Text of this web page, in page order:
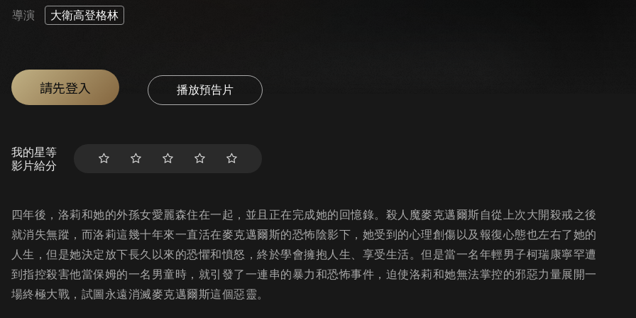
導演 大衛高登格林
請先登入 播放預告片
我的星等
影片給分
四年後，洛莉和她的外孫女愛麗森住在一起，並且正在完成她的回憶錄。殺人魔麥克邁爾斯自從上次大開殺戒之後
就消失無蹤，而洛莉這幾十年來一直活在麥克邁爾斯的恐怖陰影下，她受到的心理創傷以及報復心態也左右了她的
人生，但是她決定放下長久以來的恐懼和憤怒，終於學會擁抱人生、享受生活。但是當一名年輕男子柯瑞康寧罕遭
到指控殺害他當保姆的一名男童時，就引發了一連串的暴力和恐怖事件，迫使洛莉和她無法掌控的邪惡力量展開一
場終極大戰，試圖永遠消滅麥克邁爾斯這個惡靈。